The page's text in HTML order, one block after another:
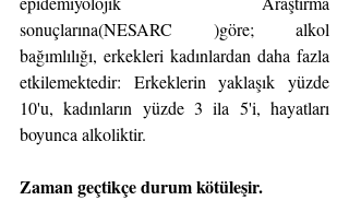
sonuçlarına(NESARC )göre; alkol
bağımlılığı, erkekleri kadınlardan daha fazla
etkilemektedir: Erkeklerin yaklaşık yüzde
10'u, kadınların yüzde 3 ila 5'i, hayatları
boyunca alkoliktir.
Zaman geçtikçe durum kötüleşir.